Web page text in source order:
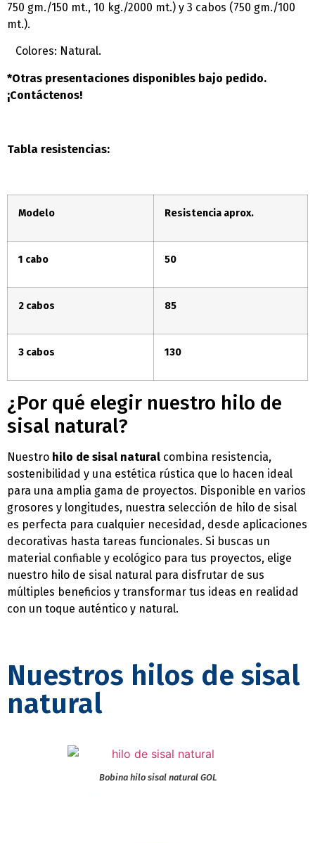
750 gm./150 mt., 10 kg./2000 mt.) y 3 cabos (750 gm./100
mt.).
Colores: Natural.
*Otras presentaciones disponibles bajo pedido.
¡Contáctenos!
Tabla resistencias:
Modelo Resistencia aprox.
1 cabo 50
2 cabos 85
3 cabos 130
¿Por qué elegir nuestro hilo de
sisal natural?
Nuestro hilo de sisal natural combina resistencia,
sostenibilidad y una estética rústica que lo hacen ideal
para una amplia gama de proyectos. Disponible en varios
grosores y longitudes, nuestra selección de hilo de sisal
es perfecta para cualquier necesidad, desde aplicaciones
decorativas hasta tareas funcionales. Si buscas un
material confiable y ecológico para tus proyectos, elige
nuestro hilo de sisal natural para disfrutar de sus
múltiples beneficios y transformar tus ideas en realidad
con un toque auténtico y natural.
Nuestros hilos de sisal
natural
Bobina hilo sisal natural GOL